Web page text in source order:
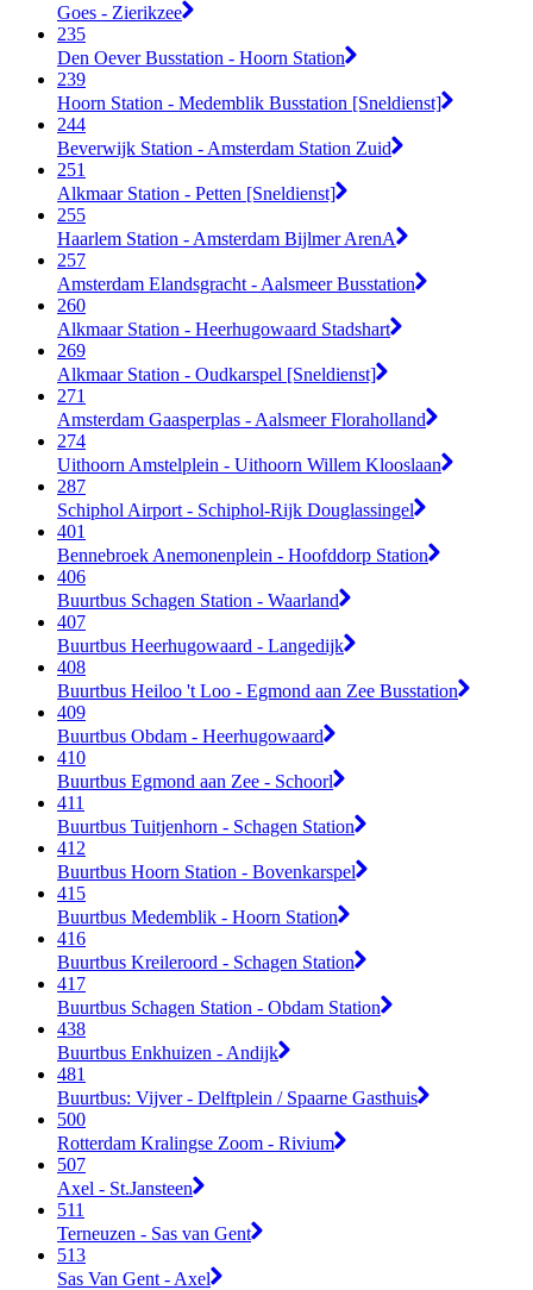
Goes - Zierikzee
235
Den Oever Busstation - Hoorn Station
239
Hoorn Station - Medemblik Busstation [Sneldienst]
244
Beverwijk Station - Amsterdam Station Zuid
251
Alkmaar Station - Petten [Sneldienst]
255
Haarlem Station - Amsterdam Bijlmer ArenA
257
Amsterdam Elandsgracht - Aalsmeer Busstation
260
Alkmaar Station - Heerhugowaard Stadshart
269
Alkmaar Station - Oudkarspel [Sneldienst]
271
Amsterdam Gaasperplas - Aalsmeer Floraholland
274
Uithoorn Amstelplein - Uithoorn Willem Klooslaan
287
Schiphol Airport - Schiphol-Rijk Douglassingel
401
Bennebroek Anemonenplein - Hoofddorp Station
406
Buurtbus Schagen Station - Waarland
407
Buurtbus Heerhugowaard - Langedijk
408
Buurtbus Heiloo 't Loo - Egmond aan Zee Busstation
409
Buurtbus Obdam - Heerhugowaard
410
Buurtbus Egmond aan Zee - Schoorl
411
Buurtbus Tuitjenhorn - Schagen Station
412
Buurtbus Hoorn Station - Bovenkarspel
415
Buurtbus Medemblik - Hoorn Station
416
Buurtbus Kreileroord - Schagen Station
417
Buurtbus Schagen Station - Obdam Station
438
Buurtbus Enkhuizen - Andijk
481
Buurtbus: Vijver - Delftplein / Spaarne Gasthuis
500
Rotterdam Kralingse Zoom - Rivium
507
Axel - St.Jansteen
511
Terneuzen - Sas van Gent
513
Sas Van Gent - Axel